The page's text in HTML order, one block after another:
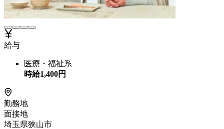
給与
医療・福祉系
時給1,400円
勤務地
面接地
埼玉県狭山市